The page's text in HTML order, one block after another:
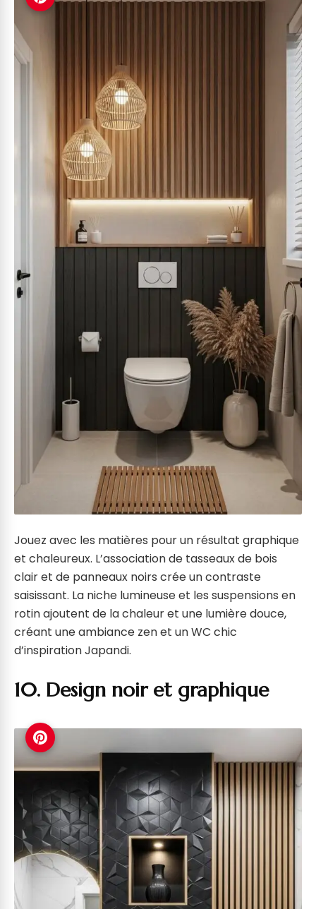
Jouez avec les matières pour un résultat graphique
et chaleureux. L’association de tasseaux de bois
clair et de panneaux noirs crée un contraste
saisissant. La niche lumineuse et les suspensions en
rotin ajoutent de la chaleur et une lumière douce,
créant une ambiance zen et un WC chic
d’inspiration Japandi.
10. Design noir et graphique